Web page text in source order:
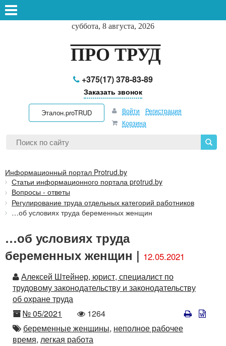
суббота, 8 августа, 2026
ПРО ТРУД
+375(17) 378-83-89
Заказать звонок
Эталон.proTRUD Войти
Регистрация
Корзина
Информационный портал Protrud.by
Статьи информационного портала protrud.by
Вопросы - ответы
Регулирование труда отдельных категорий работников
…об условиях труда беременных женщин
…об условиях труда
беременных женщин | 12.05.2021
Автор
Алексей Штейнер, юрист, специалист по
трудовому законодательству и законодательству
об охране труда
Номер
№ 05/2021
Количество
просмотров
1264
Автор
беременные женщины, неполное рабочее
время, легкая работа